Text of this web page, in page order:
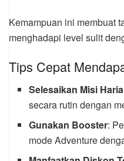
Kemampuan ini membuat
menghadapi level sulit
Tips Cepat
Selesaikan Misi
secara rutin dengan
Gunakan Booster:
mode Adventure